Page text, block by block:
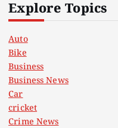
Explore Topics
Auto
Bike
Business
Business News
Car
cricket
Crime News